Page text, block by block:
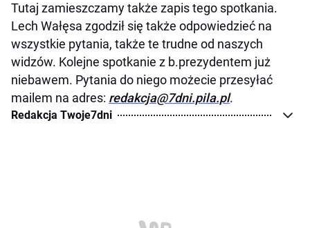
Tutaj zamieszczamy także zapis tego spotkania.
Lech Wałęsa zgodził się także odpowiedzieć na
wszystkie pytania, także te trudne od naszych
widzów. Kolejne spotkanie z b.prezydentem już
niebawem. Pytania do niego możecie przesyłać
mailem na adres: redakcja@7dni.pila.pl.
Redakcja Twoje7dni